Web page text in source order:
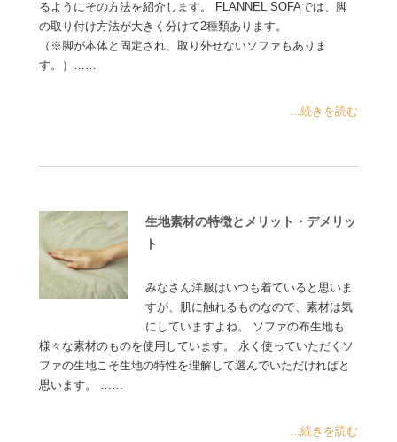
るようにその方法を紹介します。 FLANNEL SOFAでは、脚
の取り付け方法が大きく分けて2種類あります。
（※脚が本体と固定され、取り外せないソファもありま
す。）……
...続きを読む
生地素材の特徴とメリット・デメリッ
ト
みなさん洋服はいつも着ていると思いま
すが、肌に触れるものなので、素材は気
にしていますよね。 ソファの布生地も
様々な素材のものを使用しています。 永く使っていただくソ
ファの生地こそ生地の特性を理解して選んでいただければと
思います。 ……
...続きを読む